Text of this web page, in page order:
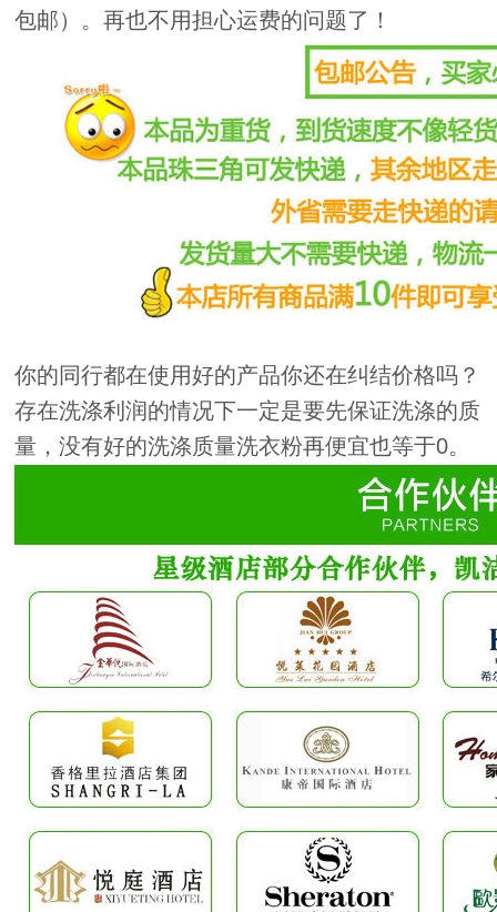
包邮）。再也不用担心运费的问题了！
你的同行都在使用好的产品你还在纠结价格吗？
存在洗涤利润的情况下一定是要先保证洗涤的质
量，没有好的洗涤质量洗衣粉再便宜也等于0。